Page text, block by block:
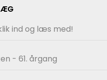
ind og læs med!
- 61. årgang